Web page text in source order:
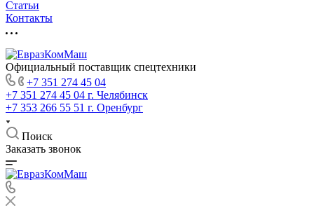
Статьи
Контакты
Официальный поставщик спецтехники
+7 351 274 45 04
+7 351 274 45 04 г. Челябинск
+7 353 266 55 51 г. Оренбург
Поиск
Заказать звонок